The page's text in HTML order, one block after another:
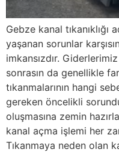
Gebze kanal tıkanıklığı
yaşanan sorunlar
imkansızdır.
sonrasın da genellikle
tıkanmalarının hangi
gereken öncelikli
oluşmasına zemin
kanal açma işlemi her
Tıkanmaya neden olan